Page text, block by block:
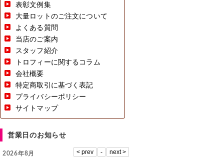
表彰文例集
大量ロットのご注文について
よくある質問
当店のご案内
スタッフ紹介
トロフィーに関するコラム
会社概要
特定商取引に基づく表記
プライバシーポリシー
サイトマップ
営業日のお知らせ
2026年8月